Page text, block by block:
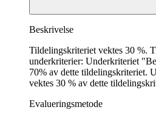
Beskrivelse
Tildelingskriteriet vektes 30 %.
underkriterier: Underkriteriet
70% av dette tildelingskriteriet.
vektes 30 % av dette
Evalueringsmetode